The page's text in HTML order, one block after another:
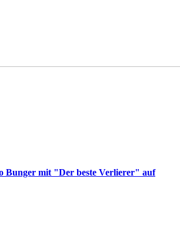
Bunger mit "Der beste Verlierer" auf